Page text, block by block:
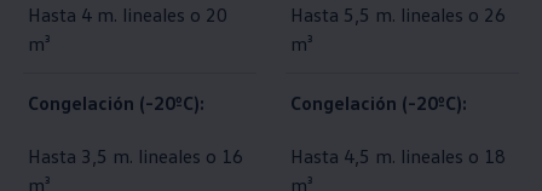
Hasta 4 m. lineales o 20
m³
Hasta 5,5 m. lineales o 26
m³
Congelación (-20ºC):
Hasta 3,5 m. lineales o 16
m³
Congelación (-20ºC):
Hasta 4,5 m. lineales o 18
m³